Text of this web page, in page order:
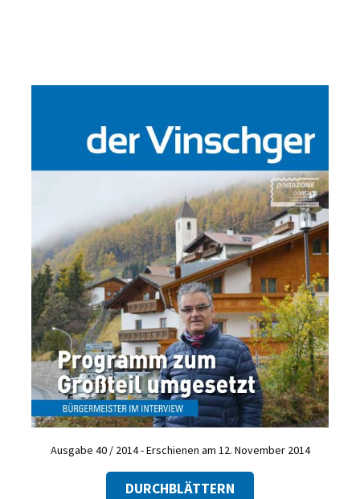
Ausgabe 40 / 2014 - Erschienen am 12. November 2014
DURCHBLÄTTERN